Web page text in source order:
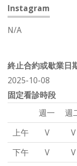
Instagram
N/A
終止合約或歇業日
2025-10-08
固定看診時段
週一
週
上午
V V
下午
V V